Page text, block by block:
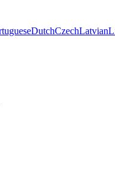
DutchCzechLatvian